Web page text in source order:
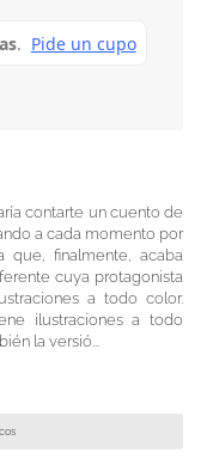
contarte un cuento de
a cada momento por
que, finalmente, acaba
cuya protagonista
a todo color.
ilustraciones a todo
la versió...